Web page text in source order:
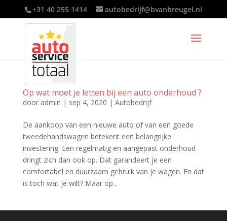
+31 40 255 1414 autobedrijf@bvanbreugel.nl
Op wat moet je letten bij een auto onderhoud ?
door admin | sep 4, 2020 | Autobedrijf
De aankoop van een nieuwe auto of van een goede
tweedehandswagen betekent een belangrijke
investering. Een regelmatig en aangepast onderhoud
dringt zich dan ook op. Dat garandeert je een
comfortabel en duurzaam gebruik van je wagen. En dat
is toch wat je wilt? Maar op...